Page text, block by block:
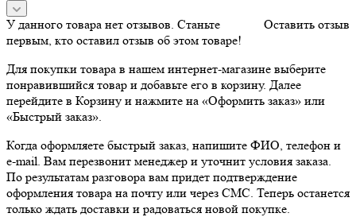
Оставить отзыв
У данного товара нет отзывов. Станьте
первым, кто оставил отзыв об этом товаре!
Для покупки товара в нашем интернет-магазине выберите
понравившийся товар и добавьте его в корзину. Далее
перейдите в Корзину и нажмите на «Оформить заказ» или
«Быстрый заказ».
Когда оформляете быстрый заказ, напишите ФИО, телефон и
e-mail. Вам перезвонит менеджер и уточнит условия заказа.
По результатам разговора вам придет подтверждение
оформления товара на почту или через СМС. Теперь останется
только ждать доставки и радоваться новой покупке.